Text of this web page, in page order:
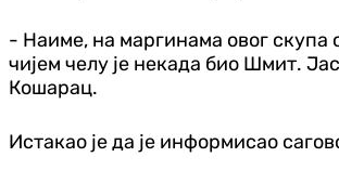
- Наиме, на маргинама овог
чијем челу је некада био Шмит.
Кошарац.
Истакао је да је информисао